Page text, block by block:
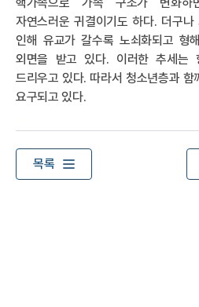
자연스러운 귀결이기도 하다. 더구
인해 유교가 갈수록 노쇠화되고 형
외면을 받고 있다. 이러한 추세는
드리우고 있다. 따라서 청소년층과
요구되고 있다.
목록